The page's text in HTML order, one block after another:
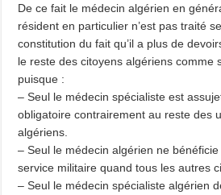
De ce fait le médecin algérien en
résident en particulier n’est pas traité
constitution du fait qu’il a plus de
le reste des citoyens algériens comme
puisque :
– Seul le médecin spécialiste est
obligatoire contrairement au reste des
algériens.
– Seul le médecin algérien ne
service militaire quand tous les autres
– Seul le médecin spécialiste algérien